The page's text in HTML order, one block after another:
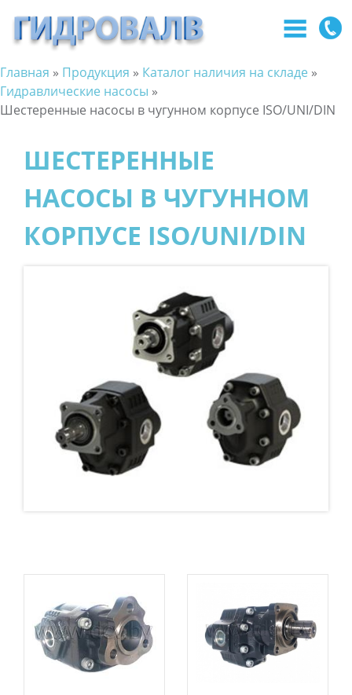
Перейти
к
содержанию
Вы
здесь
Главная » Продукция » Каталог наличия на складе »
Гидравлические насосы »
Шестеренные насосы в чугунном корпусе ISO/UNI/DIN
ШЕСТЕРЕННЫЕ
НАСОСЫ В ЧУГУННОМ
КОРПУСЕ ISO/UNI/DIN